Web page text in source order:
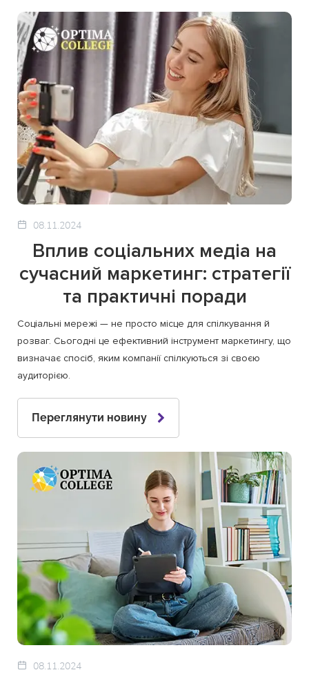
08.11.2024
Вплив соціальних медіа на
сучасний маркетинг: стратегії
та практичні поради
Соціальні мережі — не просто місце для спілкування й
розваг. Сьогодні це ефективний інструмент маркетингу, що
визначає спосіб, яким компанії спілкуються зі своєю
аудиторією.
Переглянути новину
08.11.2024